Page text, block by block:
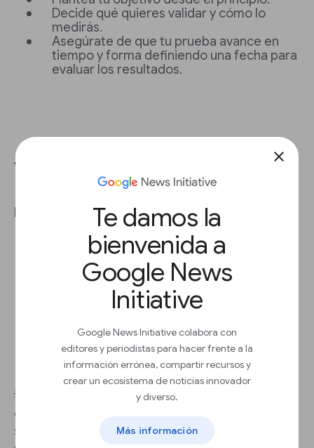
close
Te damos la
bienvenida a
Google News
Initiative
Google News Initiative colabora con
editores y periodistas para hacer frente a la
información errónea, compartir recursos y
crear un ecosistema de noticias innovador
y diverso.
Más información
Decide qué quieres validar y cómo lo
medirás.
Asegúrate de que tu prueba avance en
tiempo y forma definiendo una fecha para
evaluar los resultados.
Validar: Pon a prueba tu MVP
Pon a prueba tu MVP con lo siguiente:
Pruebas piloto , en las que invitas a tu
público a probar el producto
Anuncios, para medir si tu producto es
relevante
Promociones, para obtener comentarios
o generar demanda
Entrevistas , para entender qué valora tu
público
Financiación colectiva o preventa
medir el interés
💡
Práctica recomendada:Prueba los anuncios
en varias plataformas publicitarias y realiza un
seguimiento de la cantidad de clics para ver si el